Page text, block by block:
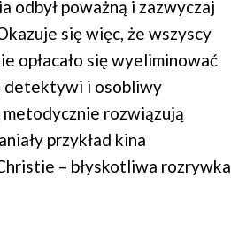
odbył poważną i zazwyczaj
się więc, że wszyscy
opłacało się wyeliminować
detektywi i osobliwy
rozwiązują
przykład kina
– błyskotliwa rozrywka